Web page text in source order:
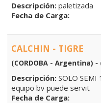
Descripción: paletizada
Fecha de Carga:
CALCHIN - TIGRE
(CORDOBA - Argentina) -
Descripción: SOLO
equipo bv puede servit
Fecha de Carga: